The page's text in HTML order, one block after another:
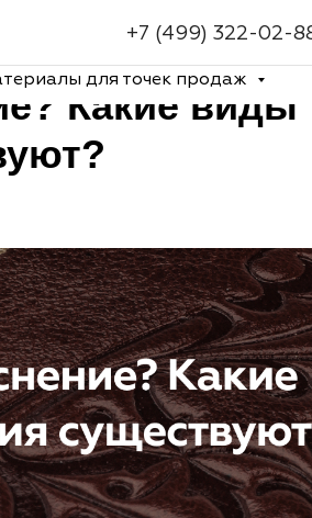
+7 (499) 322-02-
для точек продаж
Какие виды